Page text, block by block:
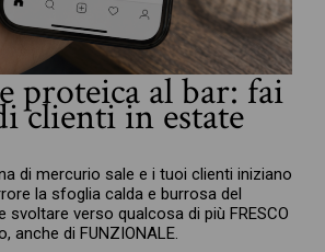
proteica al bar: fai
clienti in estate
di mercurio sale e i tuoi clienti iniziano
la sfoglia calda e burrosa del
verso qualcosa di più FRESCO
anche di FUNZIONALE.